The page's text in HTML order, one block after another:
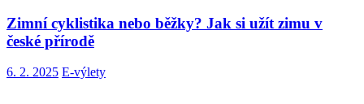
Zimní cyklistika nebo běžky? Jak si užít zimu v
české přírodě
6. 2. 2025 E-výlety